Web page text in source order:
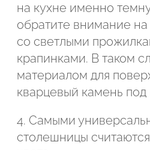
на кухне именно
обратите внимание
со светлыми
крапинками. В таком
материалом для
кварцевый камень под
4. Самыми
столешницы